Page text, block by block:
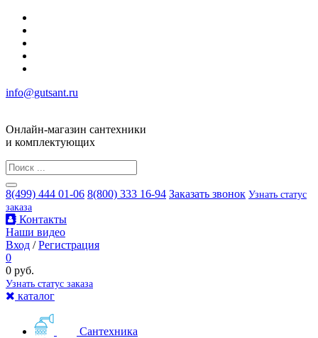
info@gutsant.ru
Онлайн-магазин сантехники
и комплектующих
8(499) 444 01-06 8(800) 333 16-94 Заказать звонок Узнать статус
заказа
Контакты
Наши видео
Вход /Регистрация
0
0 руб.
Узнать статус заказа
каталог
Сантехника